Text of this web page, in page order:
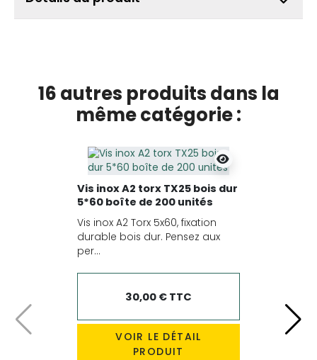
16 autres produits dans la
même catégorie :
Vis inox A2 torx TX25 bois dur
5*60 boîte de 200 unités
Vis inox A2 Torx 5x60, fixation
durable bois dur. Pensez aux
per...
30,00 € TTC
VOIR LE DÉTAIL
PRODUIT
Précédent